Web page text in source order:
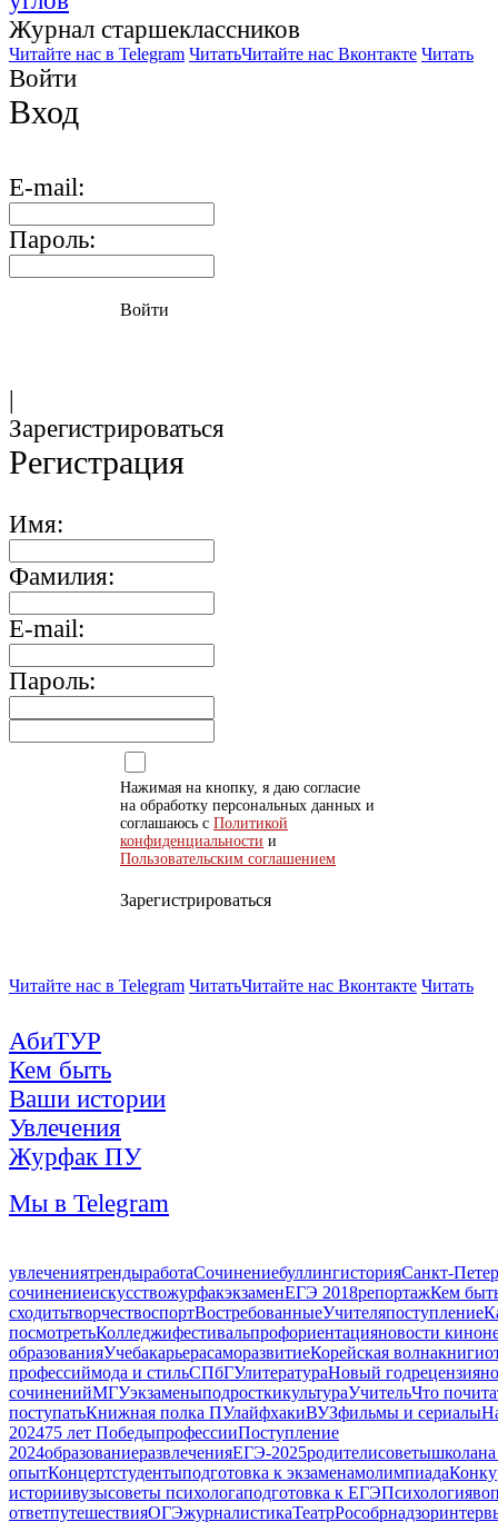
Журнал старшекласcников
Читайте нас в Telegram ЧитатьЧитайте нас Вконтакте Читать
Войти
Вход
E-mail:
Пароль:
Войти
|
Зарегистрироваться
Регистрация
Имя:
Фамилия:
E-mail:
Пароль:
Нажимая на кнопку, я даю согласие
на обработку персональных данных и
соглашаюсь с Политикой
конфиденциальности и
Пользовательским соглашением
Зарегистрироваться
Читайте нас в Telegram ЧитатьЧитайте нас Вконтакте Читать
АбиТУР
Кем быть
Ваши истории
Увлечения
Журфак ПУ
Мы в Telegram
увлечениятрендыработаСочинениебуллингисторияСанкт-
сочинениеискусствожурфакэкзаменЕГЭ 2018репортажКем
сходитьтворчествоспортВостребованныеУчителяпоступление
посмотретьКолледжифестивальпрофориентацияновости
образованияУчебакарьерасаморазвитиеКорейская волнакниги
профессиймода и стильСПбГУлитератураНовый годрецензия
сочиненийМГУэкзаменыподросткикультураУчительЧто
поступатьКнижная полка ПУлайфхакиВУЗфильмы и сериалы
202475 лет ПобедыпрофессииПоступление
2024образованиеразвлеченияЕГЭ-2025родителисоветышкола
опытКонцертстудентыподготовка к экзаменамолимпиада
историивузысоветы психологаподготовка к ЕГЭПсихология
ответпутешествияОГЭжурналистикаТеатрРособрнадзор